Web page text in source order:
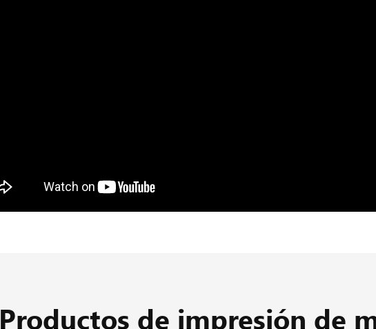
Productos de impresión de